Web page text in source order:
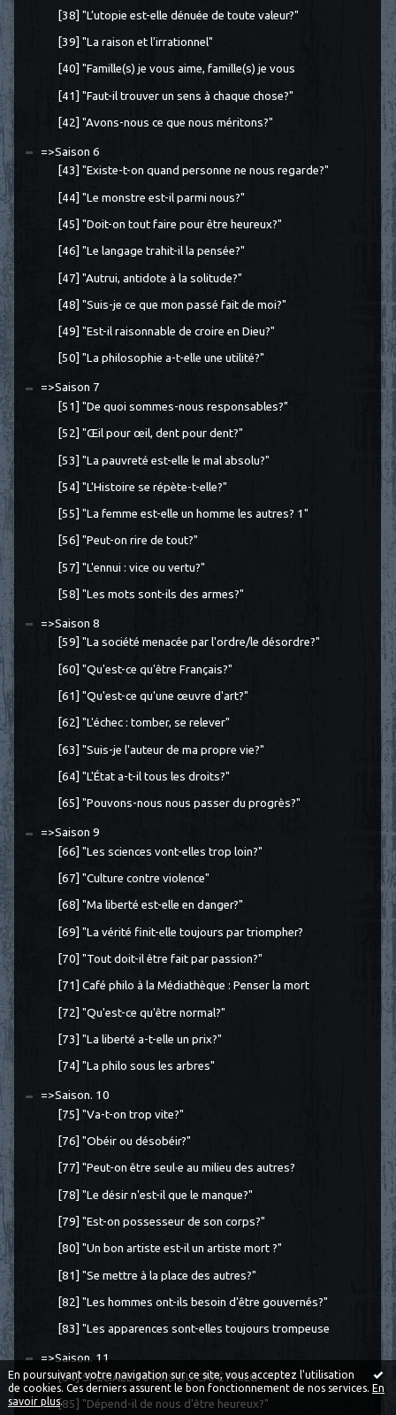
En poursuivant votre navigation sur ce site, vous acceptez l'utilisation
de cookies. Ces derniers assurent le bon fonctionnement de nos services. En
savoir plus.
[38] "L’utopie est-elle dénuée de toute valeur?"
[39] "La raison et l'irrationnel"
[40] "Famille(s) je vous aime, famille(s) je vous
[41] "Faut-il trouver un sens à chaque chose?"
[42] "Avons-nous ce que nous méritons?"
=>Saison 6
[43] "Existe-t-on quand personne ne nous regarde?"
[44] "Le monstre est-il parmi nous?"
[45] "Doit-on tout faire pour être heureux?"
[46] "Le langage trahit-il la pensée?"
[47] "Autrui, antidote à la solitude?"
[48] "Suis-je ce que mon passé fait de moi?"
[49] "Est-il raisonnable de croire en Dieu?"
[50] "La philosophie a-t-elle une utilité?"
=>Saison 7
[51] "De quoi sommes-nous responsables?"
[52] "Œil pour œil, dent pour dent?"
[53] "La pauvreté est-elle le mal absolu?"
[54] "L'Histoire se répète-t-elle?"
[55] "La femme est-elle un homme les autres? 1"
[56] "Peut-on rire de tout?"
[57] "L'ennui : vice ou vertu?"
[58] "Les mots sont-ils des armes?"
=>Saison 8
[59] "La société menacée par l'ordre/le désordre?"
[60] "Qu'est-ce qu'être Français?"
[61] "Qu'est-ce qu'une œuvre d'art?"
[62] "L'échec : tomber, se relever"
[63] "Suis-je l'auteur de ma propre vie?"
[64] "L'État a-t-il tous les droits?"
[65] "Pouvons-nous nous passer du progrès?"
=>Saison 9
[66] "Les sciences vont-elles trop loin?"
[67] "Culture contre violence"
[68] "Ma liberté est-elle en danger?"
[69] "La vérité finit-elle toujours par triompher?
[70] "Tout doit-il être fait par passion?"
[71] Café philo à la Médiathèque : Penser la mort
[72] "Qu'est-ce qu'être normal?"
[73] "La liberté a-t-elle un prix?"
[74] "La philo sous les arbres"
=>Saison. 10
[75] "Va-t-on trop vite?"
[76] "Obéir ou désobéir?"
[77] "Peut-on être seul·e au milieu des autres?
[78] "Le désir n'est-il que le manque?"
[79] "Est-on possesseur de son corps?"
[80] "Un bon artiste est-il un artiste mort ?"
[81] "Se mettre à la place des autres?"
[82] "Les hommes ont-ils besoin d'être gouvernés?"
[83] "Les apparences sont-elles toujours trompeuse
=>Saison. 11
[84] SPÉCIALE 10 ANS DU CAFÉ PHILO
[85] "Dépend-il de nous d'être heureux?"